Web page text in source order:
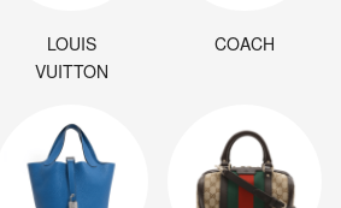
LOUIS
VUITTON
COACH